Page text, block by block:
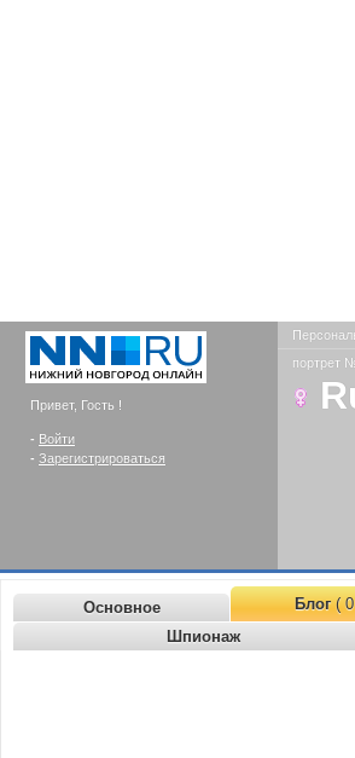
Привет, Гость !
- Войти
- Зарегистрироваться
портрет
Основное Блог(
Шпионаж